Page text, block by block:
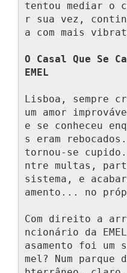
tentou mediar o
r sua vez,
a com mais
O Casal Que Se
EMEL
Lisboa, sempre
um amor
e se conheceu
s eram
tornou-se
ntre multas,
sistema, e
amento... no
Com direito a
ncionário da
asamento foi um
mel? Num parque